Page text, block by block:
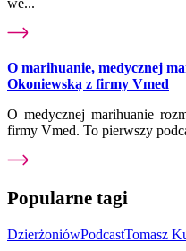
O marihuanie, medycznej
Okoniewską z firmy Vmed
O medycznej marihuanie
firmy Vmed. To pierwszy
Popularne tagi
DzierżoniówPodcastTomasz